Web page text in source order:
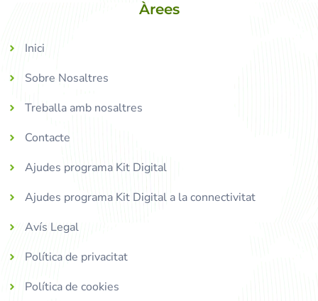
Àrees
Inici
Sobre Nosaltres
Treballa amb nosaltres
Contacte
Ajudes programa Kit Digital
Ajudes programa Kit Digital a la connectivitat
Avís Legal
Política de privacitat
Política de cookies